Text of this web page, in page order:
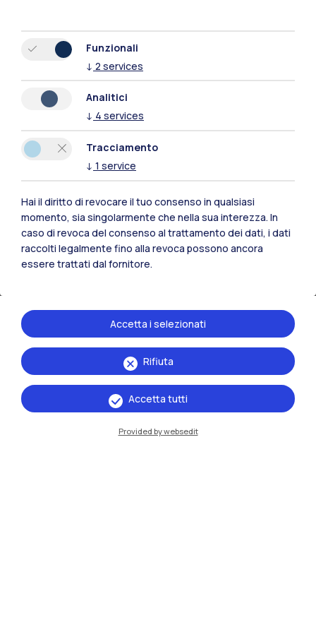
27 aprile 2026
Atenei Uniti per una Sicurezza Condivisa
Progetto interuniversitario per la promozione della
cultura della salute e sicurezza sul lavoro
Urban Ecosystems
Funzionali
↓ 2 services
Analitici
↓ 4 services
Tracciamento
↓ 1 service
Hai il diritto di revocare il tuo consenso in qualsiasi
momento, sia singolarmente che nella sua interezza. In
caso di revoca del consenso al trattamento dei dati, i dati
raccolti legalmente fino alla revoca possono ancora
essere trattati dal fornitore.
Rifiuta
Accetta i selezionati
Accetta tutti
Provided by websedit